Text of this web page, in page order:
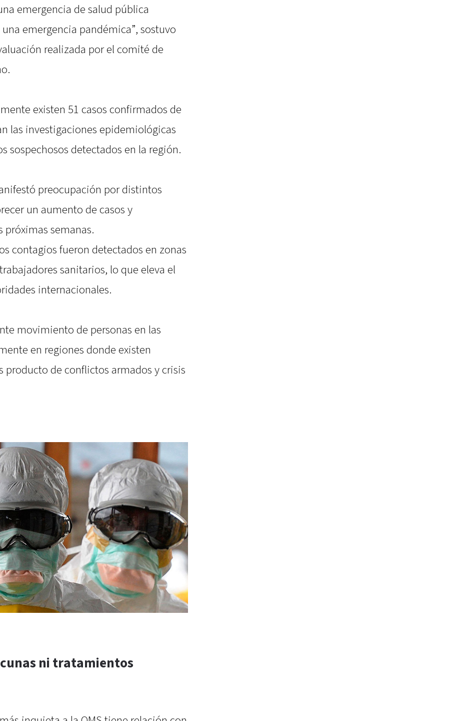
emergencia de salud pública
emergencia pandémica”, sostuvo
realizada por el comité de
existen 51 casos confirmados de
las investigaciones epidemiológicas
sospechosos detectados en la región.
preocupación por distintos
un aumento de casos y
semanas.
contagios fueron detectados en zonas
sanitarios, lo que eleva el
internacionales.
movimiento de personas en las
en regiones donde existen
de conflictos armados y crisis
ni tratamientos